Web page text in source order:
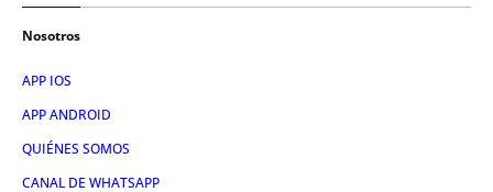
Nosotros
APP IOS
APP ANDROID
QUIÉNES SOMOS
CANAL DE WHATSAPP